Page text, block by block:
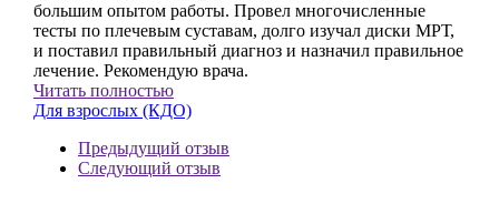
большим опытом работы. Провел многочисленные
тесты по плечевым суставам, долго изучал диски МРТ,
и поставил правильный диагноз и назначил правильное
лечение. Рекомендую врача.
Читать полностью
Для взрослых (КДО)
Предыдущий отзыв
Следующий отзыв